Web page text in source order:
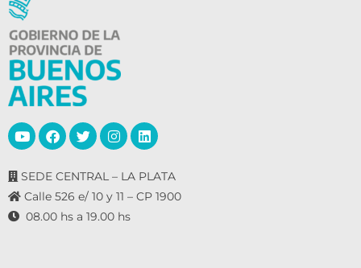
SEDE CENTRAL – LA PLATA
Calle 526 e/ 10 y 11 – CP 1900
08.00 hs a 19.00 hs